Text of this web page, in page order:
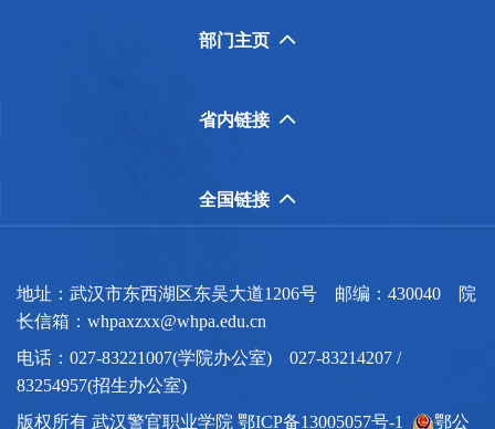
部门主页 
省内链接 
全国链接 
地址：武汉市东西湖区东吴大道1206号 邮编：430040 院
长信箱：whpaxzxx@whpa.edu.cn
电话：027-83221007(学院办公室) 027-83214207 /
83254957(招生办公室)
版权所有 武汉警官职业学院 鄂ICP备13005057号-1
鄂公